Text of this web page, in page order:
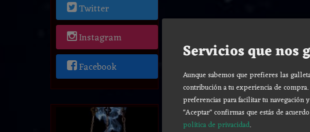
Twitter
Instagram
Facebook
Servicios que
Aunque sabemos que prefieres las
contribución a tu experiencia de compra.
preferencias para facilitar tu navegación
"Aceptar" confirmas que estás de
política de privacidad.